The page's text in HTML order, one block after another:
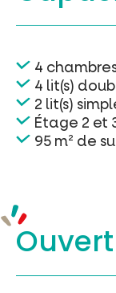
4
4 lit(s)
2 lit(s)
Étage 2 et
95 m² de